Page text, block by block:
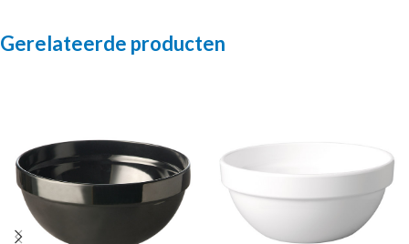
Gerelateerde producten